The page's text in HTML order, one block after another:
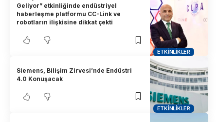
ETKINLIKLER
Geliyor” etkinliğinde endüstriyel
haberleşme platformu CC-Link ve
robotların ilişkisine dikkat çekti
ETKINLIKLER
Siemens, Bilişim Zirvesi’nde Endüstri
4.0 Konuşacak